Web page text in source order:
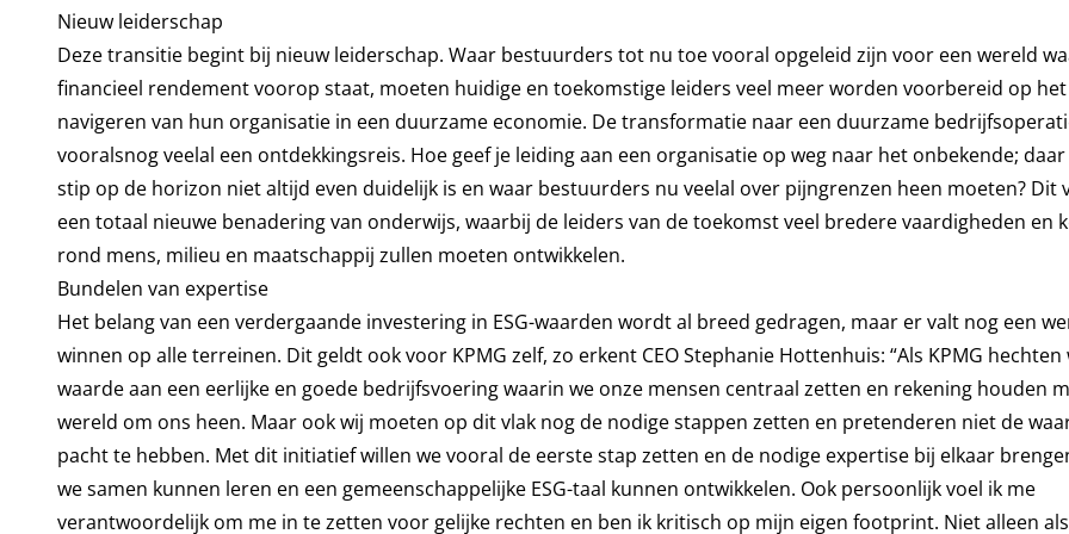
Nieuw leiderschap
Deze transitie begint bij nieuw leiderschap. Waar bestuurders tot nu toe vooral opgeleid zijn voor een wereld
financieel rendement voorop staat, moeten huidige en toekomstige leiders veel meer worden voorbereid op
navigeren van hun organisatie in een duurzame economie. De transformatie naar een duurzame
vooralsnog veelal een ontdekkingsreis. Hoe geef je leiding aan een organisatie op weg naar het onbekende;
stip op de horizon niet altijd even duidelijk is en waar bestuurders nu veelal over pijngrenzen heen moeten? Dit
een totaal nieuwe benadering van onderwijs, waarbij de leiders van de toekomst veel bredere vaardigheden en
rond mens, milieu en maatschappij zullen moeten ontwikkelen.
Bundelen van expertise
Het belang van een verdergaande investering in ESG-waarden wordt al breed gedragen, maar er valt nog een
winnen op alle terreinen. Dit geldt ook voor KPMG zelf, zo erkent CEO Stephanie Hottenhuis: “Als KPMG hechten
waarde aan een eerlijke en goede bedrijfsvoering waarin we onze mensen centraal zetten en rekening houden
wereld om ons heen. Maar ook wij moeten op dit vlak nog de nodige stappen zetten en pretenderen niet de
pacht te hebben. Met dit initiatief willen we vooral de eerste stap zetten en de nodige expertise bij elkaar
we samen kunnen leren en een gemeenschappelijke ESG-taal kunnen ontwikkelen. Ook persoonlijk voel ik me
verantwoordelijk om me in te zetten voor gelijke rechten en ben ik kritisch op mijn eigen footprint. Niet alleen als